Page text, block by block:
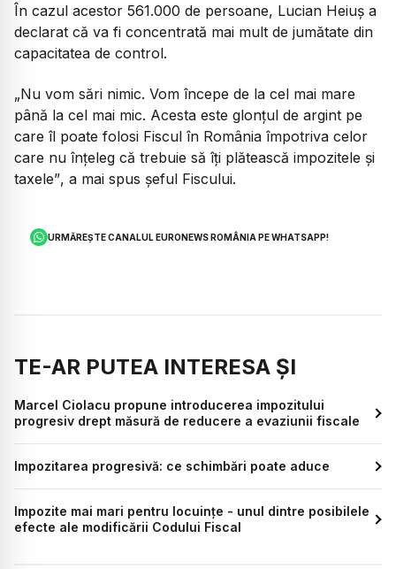
În cazul acestor 561.000 de persoane, Lucian Heiuș a
declarat că va fi concentrată mai mult de jumătate din
capacitatea de control.
„Nu vom sări nimic. Vom începe de la cel mai mare
până la cel mai mic. Acesta este glonțul de argint pe
care îl poate folosi Fiscul în România împotriva celor
care nu înțeleg că trebuie să îți plătească impozitele și
taxele”, a mai spus șeful Fiscului.
URMĂREȘTE CANALUL EURONEWS ROMÂNIA PE WHATSAPP!
TE-AR PUTEA INTERESA ȘI
Marcel Ciolacu propune introducerea impozitului
progresiv drept măsură de reducere a evaziunii fiscale
Impozitarea progresivă: ce schimbări poate aduce
Impozite mai mari pentru locuințe - unul dintre posibilele
efecte ale modificării Codului Fiscal